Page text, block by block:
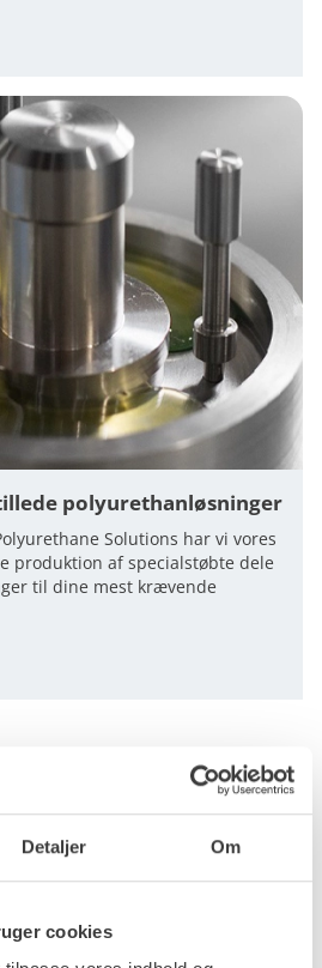
Detaljer Om
cookies
polyurethanløsninger
Solutions har vi vores
produktion af specialstøbte dele
til dine mest krævende